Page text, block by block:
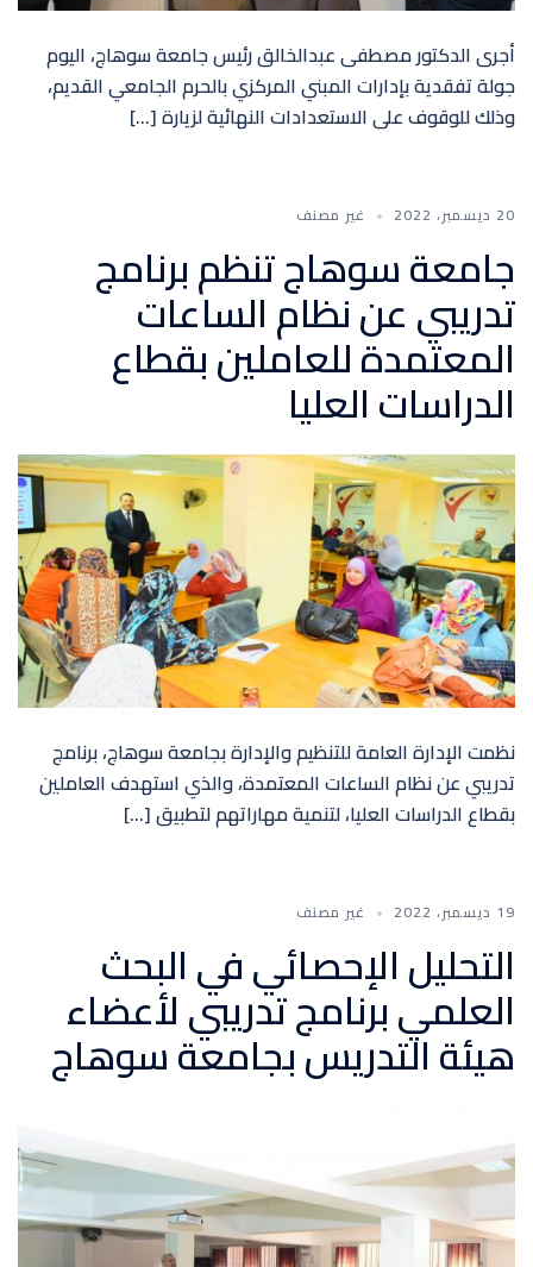
أجرى الدكتور مصطفى عبدالخالق رئيس جامعة سوهاج، اليوم
جولة تفقدية بإدارات المبني المركزي بالحرم الجامعي القديم،
وذلك للوقوف على الاستعدادات النهائية لزيارة […]
20 ديسمبر، 2022 غير مصنف
جامعة سوهاج تنظم برنامج
تدريبي عن نظام الساعات
المعتمدة للعاملين بقطاع
الدراسات العليا
نظمت الإدارة العامة للتنظيم والإدارة بجامعة سوهاج، برنامج
تدريبي عن نظام الساعات المعتمدة، والذي استهدف العاملين
بقطاع الدراسات العليا، لتنمية مهاراتهم لتطبيق […]
19 ديسمبر، 2022 غير مصنف
التحليل الإحصائي في البحث
العلمي برنامج تدريبي لأعضاء
هيئة التدريس بجامعة سوهاج